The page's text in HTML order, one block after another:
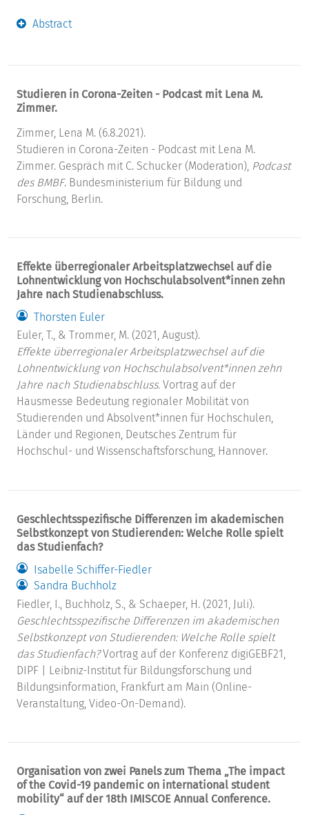
Abstract
Studieren in Corona-Zeiten - Podcast mit Lena M.
Zimmer.
Zimmer, Lena M. (6.8.2021).
Studieren in Corona-Zeiten - Podcast mit Lena M.
Zimmer. Gespräch mit C. Schucker (Moderation), Podcast
des BMBF. Bundesministerium für Bildung und
Forschung, Berlin.
Effekte überregionaler Arbeitsplatzwechsel auf die
Lohnentwicklung von Hochschulabsolvent*innen zehn
Jahre nach Studienabschluss.
Thorsten Euler
Euler, T., & Trommer, M. (2021, August).
Effekte überregionaler Arbeitsplatzwechsel auf die
Lohnentwicklung von Hochschulabsolvent*innen zehn
Jahre nach Studienabschluss. Vortrag auf der
Hausmesse Bedeutung regionaler Mobilität von
Studierenden und Absolvent*innen für Hochschulen,
Länder und Regionen, Deutsches Zentrum für
Hochschul- und Wissenschaftsforschung, Hannover.
Geschlechtsspezifische Differenzen im akademischen
Selbstkonzept von Studierenden: Welche Rolle spielt
das Studienfach?
Isabelle Schiffer-Fiedler
Sandra Buchholz
Fiedler, I., Buchholz, S., & Schaeper, H. (2021, Juli).
Geschlechtsspezifische Differenzen im akademischen
Selbstkonzept von Studierenden: Welche Rolle spielt
das Studienfach?Vortrag auf der Konferenz digiGEBF21,
DIPF | Leibniz-Institut für Bildungsforschung und
Bildungsinformation, Frankfurt am Main (Online-
Veranstaltung, Video-On-Demand).
Organisation von zwei Panels zum Thema „The impact
of the Covid-19 pandemic on international student
mobility“ auf der 18th IMISCOE Annual Conference.